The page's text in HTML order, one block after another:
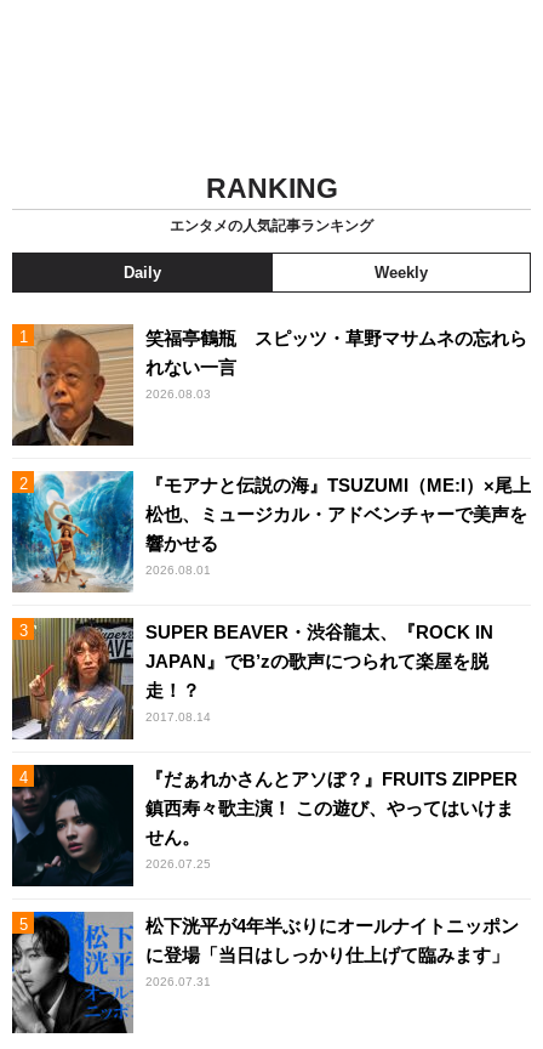
RANKING
エンタメの人気記事ランキング
Daily Weekly
笑福亭鶴瓶 スピッツ・草野マサムネの忘れら
れない一言
2026.08.03
『モアナと伝説の海』TSUZUMI（ME:I）×尾上
松也、ミュージカル・アドベンチャーで美声を
響かせる
2026.08.01
SUPER BEAVER・渋谷龍太、『ROCK IN
JAPAN』でB’zの歌声につられて楽屋を脱
走！？
2017.08.14
『だぁれかさんとアソぼ？』FRUITS ZIPPER
鎮西寿々歌主演！ この遊び、やってはいけま
せん。
2026.07.25
松下洸平が4年半ぶりにオールナイトニッポン
に登場「当日はしっかり仕上げて臨みます」
2026.07.31